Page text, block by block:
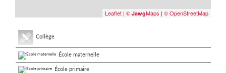
Leaflet | © JawgMaps | © OpenStreetMap
Collège
École maternelle
École primaire